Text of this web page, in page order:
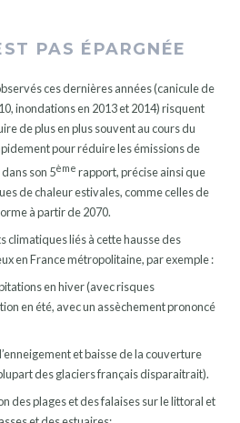
PAS ÉPARGNÉE
ces dernières années (canicule de
inondations en 2013 et 2014) risquent
de plus en plus souvent au cours du
pour réduire les émissions de
son 5ème rapport, précise ainsi que
de chaleur estivales, comme celles de
à partir de 2070.
climatiques liés à cette hausse des
en France métropolitaine, par exemple :
en hiver (avec risques
en été, avec un assèchement prononcé
et baisse de la couverture
des glaciers français disparaitrait).
des plages et des falaises sur le littoral et